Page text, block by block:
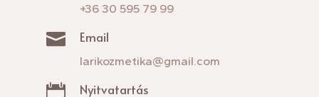
+36 30 595 79 99
 Email
larikozmetika@gmail.com
 Nyitvatartás